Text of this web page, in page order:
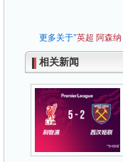
更多关于"英超 阿森纳
相关新闻